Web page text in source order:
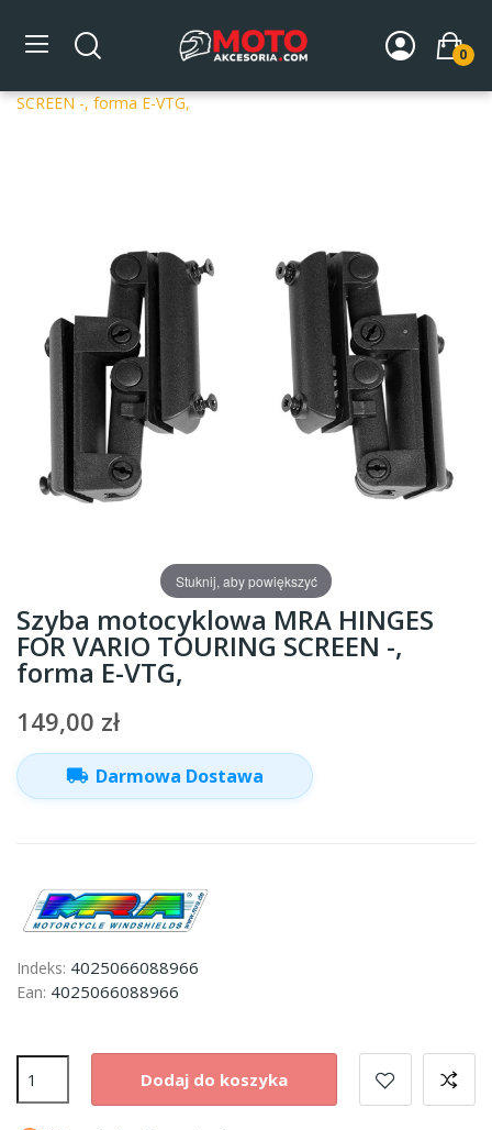
0
Strona główna DLA MOTOCYKLA Szyby
Deflektory
SCREEN -, forma E-VTG,
Stuknij, aby powiększyć
Szyba motocyklowa MRA HINGES
FOR VARIO TOURING SCREEN -,
forma E-VTG,
149,00 zł
local_shipping Darmowa Dostawa
Indeks: 4025066088966
Ean: 4025066088966
Dodaj do koszyka